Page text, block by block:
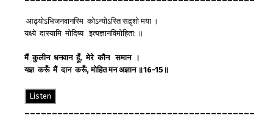
आढ्योऽभिजनवानस्मि कोऽन्योऽस्ति सद़ृशो मया ।
यक्ष्ये दास्यामि मोदिष्य इत्यज्ञानविमोहिता: ॥
मैं कुलीन धनवान हूँ,मेरे कौन समान
।
यज्ञ करूँ मैं दान करूँ,मोहित मन अज्ञान ॥16-15 ॥
Listen